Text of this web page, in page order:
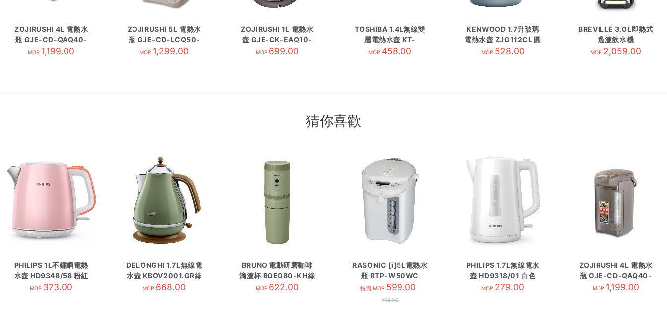
ZOJIRUSHI 4L 電熱水
瓶 GJE-CD-QAQ40-
TA
MOP 1,199.00
ZOJIRUSHI 5L 電熱水
瓶 GJE-CD-LCQ50-
TK 啡色
MOP 1,299.00
ZOJIRUSHI 1L 電熱水
壺 GJE-CK-EAQ10-
TA 黑
MOP 699.00
TOSHIBA 1.4L無線雙
層電熱水壺 KT-
14DHUHK/W
MOP 458.00
KENWOOD 1.7升玻璃
電熱水壺 ZJG112CL 圓
形
MOP 528.00
BREVILLE 3.0L即熱式
過濾飲水機
LWA200BSS
MOP 2,059.00
猜你喜歡
PHILIPS 1L不鏽鋼電熱
水壺 HD9348/58 粉紅
色
MOP 373.00
DELONGHI 1.7L無線電
水壼 KBOV2001.GR綠
MOP 668.00
BRUNO 電動研磨咖啡
滴濾杯 BOE080-KH綠
色
MOP 622.00
RASONIC [i]5L電熱水
瓶 RTP-W50WC
特價 MOP 599.00
718.00
PHILIPS 1.7L無線電水
壺 HD9318/01 白色
MOP 279.00
ZOJIRUSHI 4L 電熱水
瓶 GJE-CD-QAQ40-
TA
MOP 1,199.00